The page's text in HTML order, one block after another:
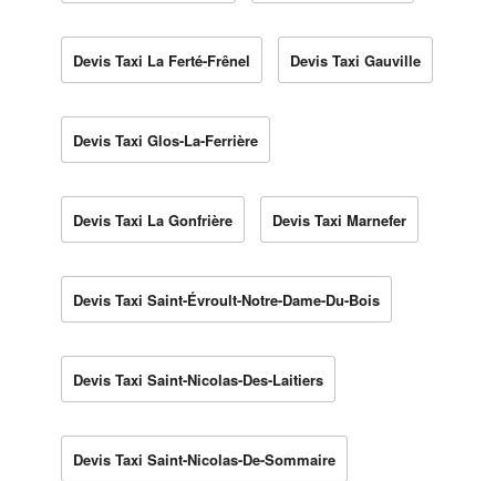
Devis Taxi La Ferté-Frênel Devis Taxi Gauville
Devis Taxi Glos-La-Ferrière
Devis Taxi La Gonfrière Devis Taxi Marnefer
Devis Taxi Saint-Évroult-Notre-Dame-Du-Bois
Devis Taxi Saint-Nicolas-Des-Laitiers
Devis Taxi Saint-Nicolas-De-Sommaire